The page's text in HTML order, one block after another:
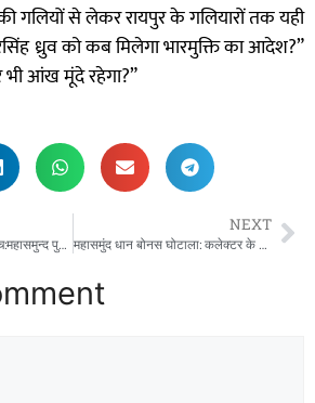
गलियों से लेकर रायपुर के गलियारों तक यही
ध्रुव को कब मिलेगा भारमुक्ति का आदेश?”
भी आंख मूंदे रहेगा?”
खूनी रिश्तों का खौफनाक सच:महासमुन्द पुलिस ने ग्राम बेमचा में हुई सनसनीखेज हत्या का किया पर्दाफाश – प्रेमिका और बेटे ने मिलकर की बेरहमी से हत्या, खौफनाक राज़ से उठा पर्दा!
NEXT
महासमुंद धान बोनस घोटाला: कलेक्टर के आदेश की उड़ रही धज्जियाँ – 22 लाख की सरकारी राशि का गबन, जांच ठंडे बस्ते में!